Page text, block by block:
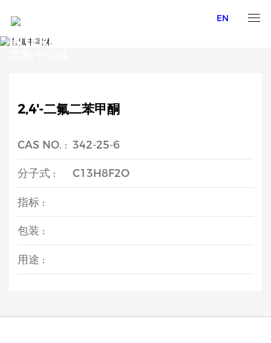
EN
FLUORINE-CONTAINING
INTERMEDIATES
2,4'-二氟二苯甲酮
CAS NO. : 342-25-6
分子式 : C13H8F2O
指标 :
包装 :
用途 :